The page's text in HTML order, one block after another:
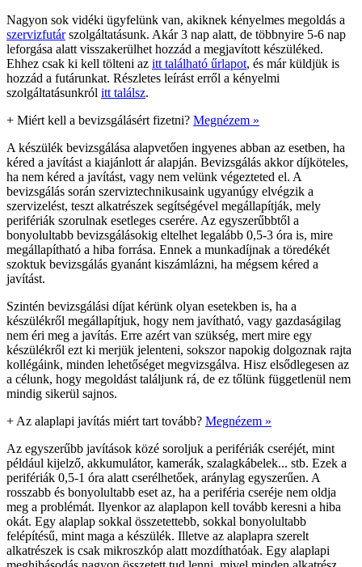
Nagyon sok vidéki ügyfelünk van, akiknek kényelmes megoldás a
szervizfutárszolgáltatásunk. Akár 3 nap alatt, de többnyire 5-6 nap
leforgása alatt visszakerülhet hozzád a megjavított készüléked.
Ehhez csak ki kell tölteni az itt található űrlapot, és már küldjük is
hozzád a futárunkat. Részletes leírást erről a kényelmi
szolgáltatásunkról itt találsz.
+ Miért kell a bevizsgálásért fizetni? Megnézem »
A készülék bevizsgálása alapvetően ingyenes abban az esetben, ha
kéred a javítást a kiajánlott ár alapján. Bevizsgálás akkor díjköteles,
ha nem kéred a javítást, vagy nem velünk végezteted el. A
bevizsgálás során szerviztechnikusaink ugyanúgy elvégzik a
szervizelést, teszt alkatrészek segítségével megállapítják, mely
perifériák szorulnak esetleges cserére. Az egyszerűbbtől a
bonyolultabb bevizsgálásokig eltelhet legalább 0,5-3 óra is, mire
megállapítható a hiba forrása. Ennek a munkadíjnak a töredékét
szoktuk bevizsgálás gyanánt kiszámlázni, ha mégsem kéred a
javítást.
Szintén bevizsgálási díjat kérünk olyan esetekben is, ha a
készülékről megállapítjuk, hogy nem javítható, vagy gazdaságilag
nem éri meg a javítás. Erre azért van szükség, mert mire egy
készülékről ezt ki merjük jelenteni, sokszor napokig dolgoznak rajta
kollégáink, minden lehetőséget megvizsgálva. Hisz elsődlegesen az
a célunk, hogy megoldást találjunk rá, de ez tőlünk függetlenül nem
mindig sikerül sajnos.
+ Az alaplapi javítás miért tart tovább? Megnézem »
Az egyszerűbb javítások közé soroljuk a perifériák cseréjét, mint
például kijelző, akkumulátor, kamerák, szalagkábelek... stb. Ezek a
perifériák 0,5-1 óra alatt cserélhetőek, aránylag egyszerűen. A
rosszabb és bonyolultabb eset az, ha a periféria cseréje nem oldja
meg a problémát. Ilyenkor az alaplapon kell tovább keresni a hiba
okát. Egy alaplap sokkal összetettebb, sokkal bonyolultabb
felépítésű, mint maga a készülék. Illetve az alaplapra szerelt
alkatrészek is csak mikroszkóp alatt mozdíthatóak. Egy alaplapi